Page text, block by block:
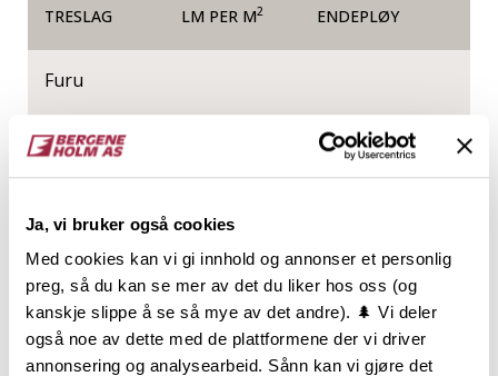
Ja, vi bruker også cookies
Med cookies kan vi gi innhold og annonser et personlig
preg, så du kan se mer av det du liker hos oss (og
kanskje slippe å se så mye av det andre). 🌲 Vi deler
også noe av dette med de plattformene der vi driver
annonsering og analysearbeid. Sånn kan vi gjøre det
TRESLAG LM PER M2 ENDEPLØY
Furu
NOBB
Produktinformasjon
En Vinkellist er en rettvinklet smålist som er laget for
å skulle dekke inn skjøter eller beskytte mot slitasje i